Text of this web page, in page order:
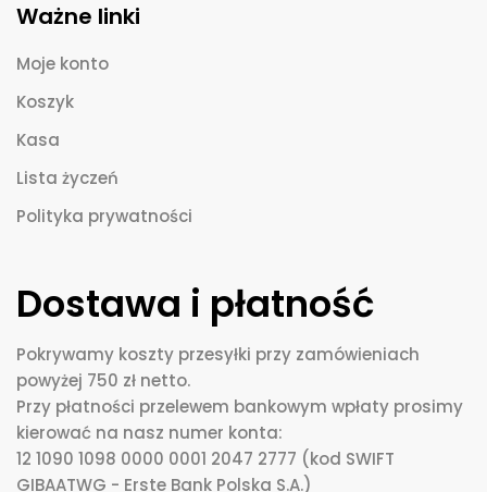
Ważne linki
Moje konto
Koszyk
Kasa
Lista życzeń
Polityka prywatności
Dostawa i płatność
Pokrywamy koszty przesyłki przy zamówieniach
powyżej 750 zł netto.
Przy płatności przelewem bankowym wpłaty prosimy
kierować na nasz numer konta:
12 1090 1098 0000 0001 2047 2777 (kod SWIFT
GIBAATWG - Erste Bank Polska S.A.)